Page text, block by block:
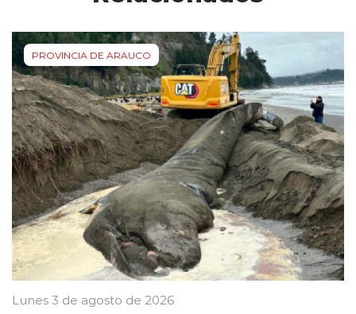
PROVINCIA DE ARAUCO
Lunes 3 de agosto de 2026